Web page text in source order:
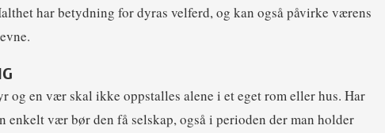
har betydning for dyras velferd, og kan også påvirke værens
og en vær skal ikke oppstalles alene i et eget rom eller hus. Har
enkelt vær bør den få selskap, også i perioden der man holder